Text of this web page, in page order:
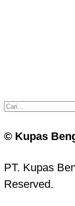
© Kupas
PT. Kupas
Reserved.